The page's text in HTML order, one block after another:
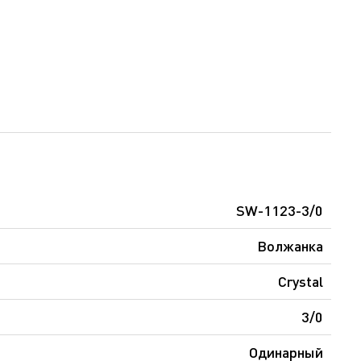
SW-1123-3/0
Волжанка
Crystal
3/0
Одинарный